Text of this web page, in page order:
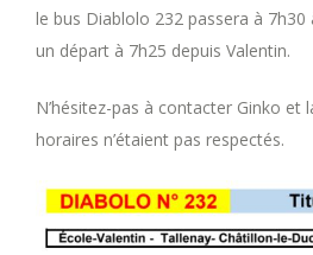
le bus Diablolo 232 passera à 7h30
un départ à 7h25 depuis Valentin.
N’hésitez-pas à contacter Ginko et
horaires n’étaient pas respectés.